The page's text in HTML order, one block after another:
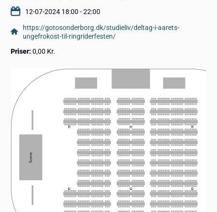
12-07-2024 18:00 - 22:00
https://gotosonderborg.dk/studieliv/deltag-i-aarets-
ungefrokost-til-ringriderfesten/
Priser: 0,00 Kr.